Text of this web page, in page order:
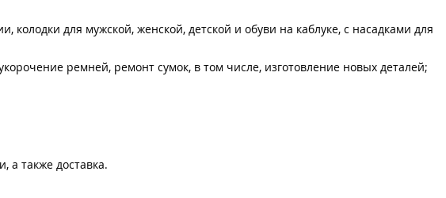
колодки для мужской, женской, детской и обуви на каблуке, с насадками для
ремней, ремонт сумок, в том числе, изготовление новых деталей;
а также доставка.